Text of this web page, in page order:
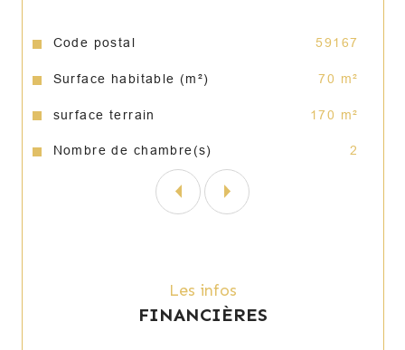
Caractéristiques Valeurs
Code postal 59167
Surface habitable (m²) 70 m²
surface terrain 170 m²
Nombre de chambre(s) 2
Aucun gros travaux à prévoir
, uniquement du
rafraîchissement.
ou un investissement locatif
À visiter sans tarder !
Annonce proposée par un agent commercial
Les infos
FINANCIÈRES